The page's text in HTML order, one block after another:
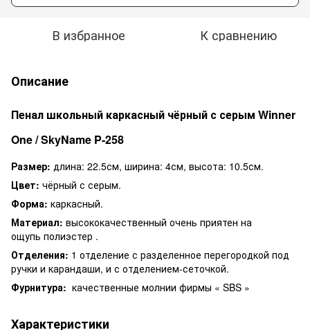
В избранное К сравнению
Описание
Пенал школьный каркасный чёрный с серым Winner
One / SkyName P-258
Размер: длина: 22.5см, ширина: 4см, высота: 10.5см.
Цвет: чёрный с серым.
Форма: каркасный.
Материал: высококачественный очень приятен на
ощупь полиэстер .
Отделения: 1 отделение с разделенное перегородкой под
ручки и карандаши, и с отделением-сеточкой.
Фурнитура: качественные молнии фирмы « SBS »
Характеристики